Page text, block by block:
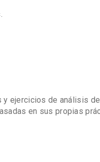
y ejercicios de análisis
en sus propias